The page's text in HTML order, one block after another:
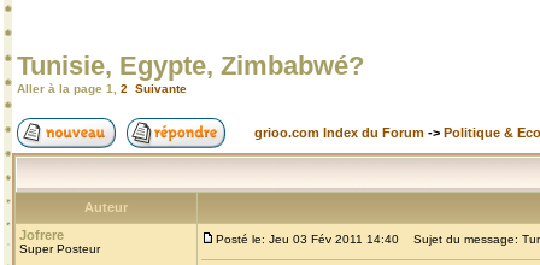
Tunisie, Egypte, Zimbabwé?
Aller à la page 1 2 Suivante
grioo.com Index du Forum -> Politique &
Auteur
Jofrere
Super Posteur
Posté le: Jeu 03 Fév 2011 14:40 Sujet du message: